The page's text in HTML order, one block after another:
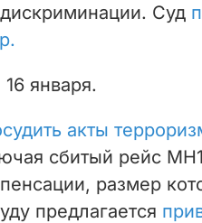
Суд
января.
акты
сбитый рейс
размер
предлагается